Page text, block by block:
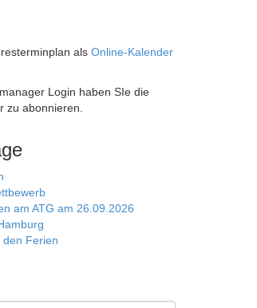
als Online-Kalender
Login haben SIe die
zu abonnieren.
am ATG am 26.09.2026
den Ferien